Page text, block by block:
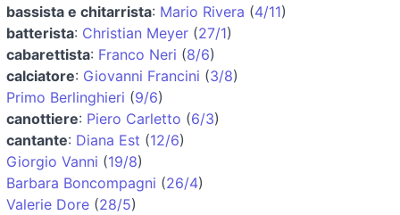
bassista e chitarrista: Mario Rivera (4/11)
batterista: Christian Meyer (27/1)
cabarettista: Franco Neri (8/6)
calciatore: Giovanni Francini (3/8)
Primo Berlinghieri (9/6)
canottiere: Piero Carletto (6/3)
cantante: Diana Est (12/6)
Giorgio Vanni (19/8)
Barbara Boncompagni (26/4)
Valerie Dore (28/5)